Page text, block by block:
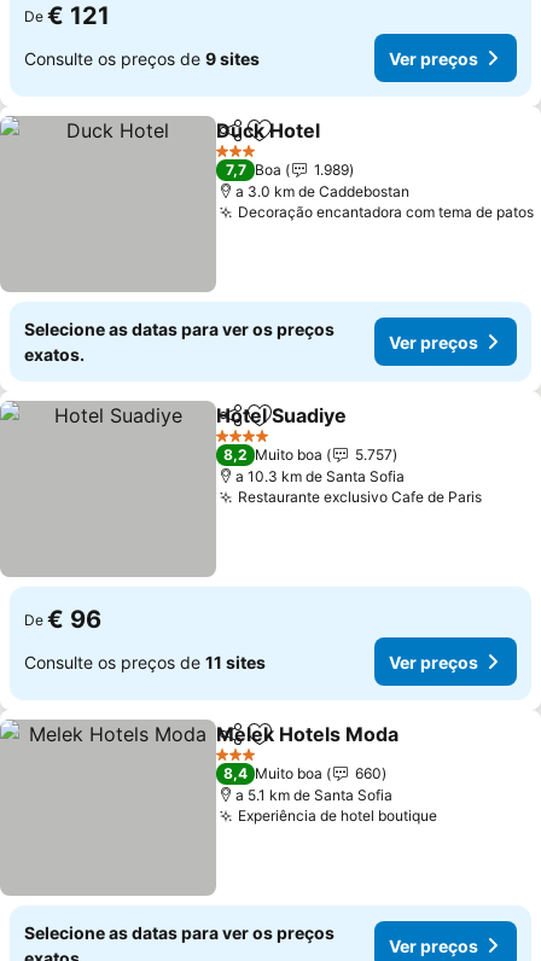
De € 121
Consulte os preços de 9 sites Ver preços
PartilharAdicionar aos favoritos
Duck Hotel
3 Estrelas
7,7 Boa
1.989
a 3.0 km de Caddebostan
Decoração encantadora com tema de patos
Selecione as datas para ver os preços
exatos.
Ver preços
PartilharAdicionar aos favoritos
Hotel Suadiye
4 Estrelas
8,2 Muito boa
5.757
a 10.3 km de Santa Sofia
Restaurante exclusivo Cafe de Paris
De € 96
Consulte os preços de 11 sites Ver preços
PartilharAdicionar aos favoritos
Melek Hotels Moda
3 Estrelas
8,4 Muito boa
660
a 5.1 km de Santa Sofia
Experiência de hotel boutique
Selecione as datas para ver os preços
Ver preços